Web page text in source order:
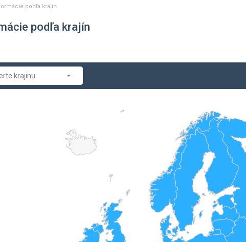
podľa krajín
podľa krajín
krajinu